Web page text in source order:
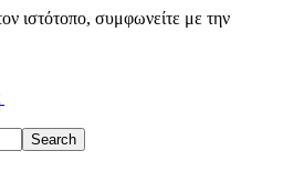
ιστότοπο, συμφωνείτε με την